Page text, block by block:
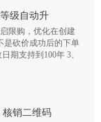
级自动升
限购，优化在创建
是砍价成功后的下单
期支持到100年 3、
核销二维码